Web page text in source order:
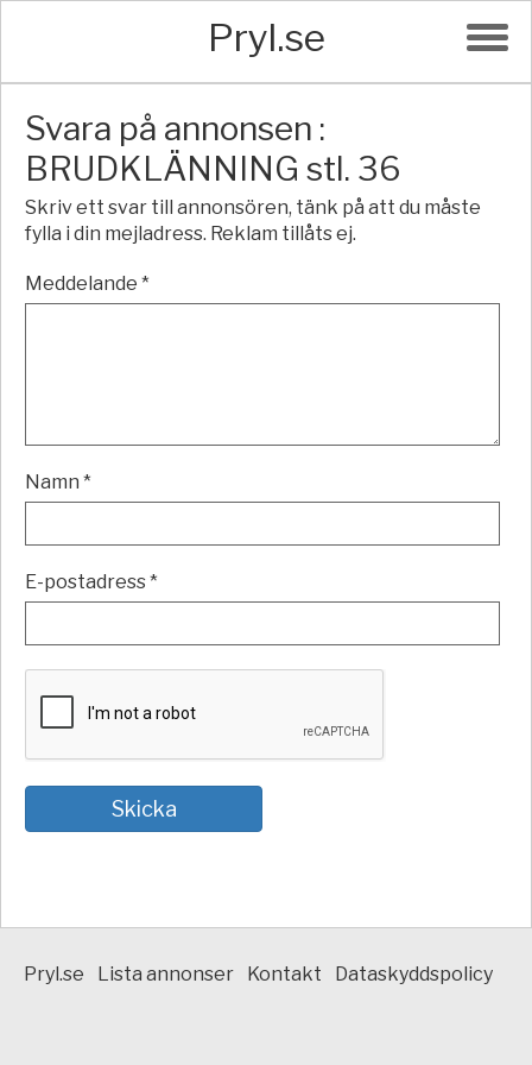
Pryl.se
Svara på annonsen :
BRUDKLÄNNING stl. 36
Skriv ett svar till annonsören, tänk på att du måste
fylla i din mejladress. Reklam tillåts ej.
Meddelande *
Namn *
E-postadress *
Pryl.se Lista annonser Kontakt Dataskyddspolicy